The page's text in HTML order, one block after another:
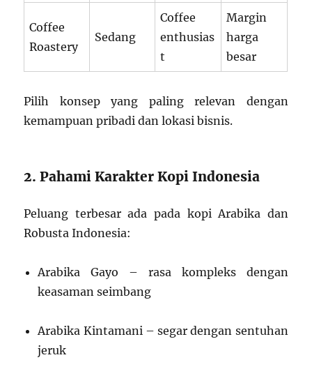
Coffee
Roastery
Sedang
Coffee
enthusias
t
Margin
harga
besar
Pilih konsep yang paling relevan dengan
kemampuan pribadi dan lokasi bisnis.
2. Pahami Karakter Kopi Indonesia
Peluang terbesar ada pada kopi Arabika dan
Robusta Indonesia:
Arabika Gayo – rasa kompleks dengan
keasaman seimbang
Arabika Kintamani – segar dengan sentuhan
jeruk